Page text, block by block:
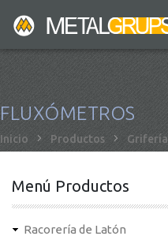
FLUXÓMETROS
Sobrescribir
de
ayuda
Inicio Productos Grifería
Menú Productos
Racorería de Latón